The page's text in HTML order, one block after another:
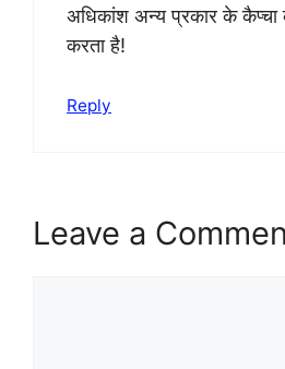
अधिकांश अन्य प्रकार के कैप्चा
करता है!
Reply
Leave a